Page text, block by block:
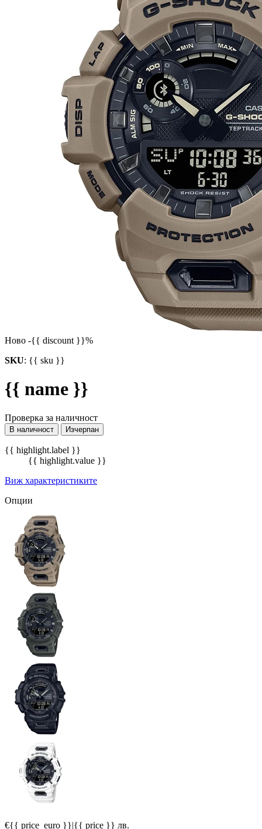
Ново -{{ discount }}%
SKU: {{ sku }}
{{ name }}
Проверка за наличност
В наличност Изчерпан
{{ highlight.label }}
{{ highlight.value }}
Виж характеристиките
Опции
€{{ price_euro }}|{{ price }} лв.